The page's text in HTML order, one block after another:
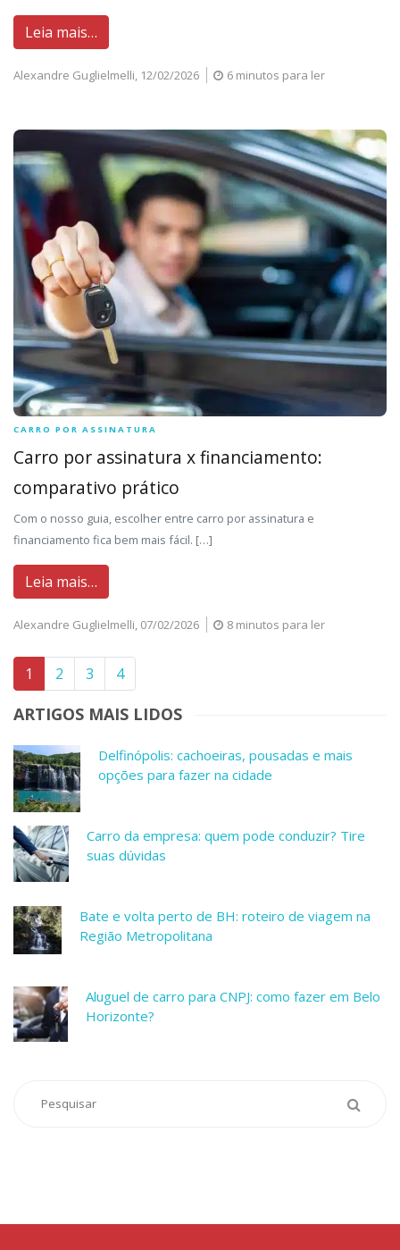
Leia mais…
Alexandre Guglielmelli, 12/02/2026 6 minutos para ler
CARRO POR ASSINATURA
Carro por assinatura x financiamento:
comparativo prático
Com o nosso guia, escolher entre carro por assinatura e
financiamento fica bem mais fácil. […]
Leia mais…
Alexandre Guglielmelli, 07/02/2026 8 minutos para ler
1 2 3 4
ARTIGOS MAIS LIDOS
Delfinópolis: cachoeiras, pousadas e mais
opções para fazer na cidade
Carro da empresa: quem pode conduzir? Tire
suas dúvidas
Bate e volta perto de BH: roteiro de viagem na
Região Metropolitana
Aluguel de carro para CNPJ: como fazer em Belo
Horizonte?